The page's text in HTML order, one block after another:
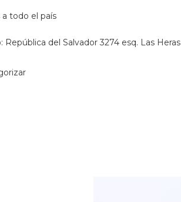
a todo el país
República del Salvador 3274 esq. Las Heras